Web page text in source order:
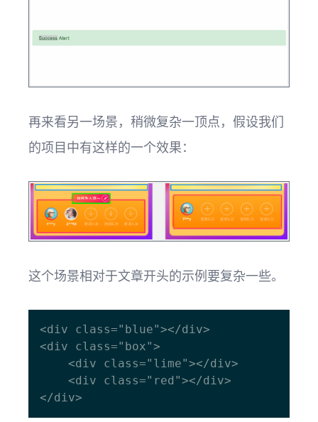
再来看另一场景，稍微复杂一顶点，假设我们
的项目中有这样的一个效果：
这个场景相对于文章开头的示例要复杂一些。
<div class="blue"></div>
<div class="box">